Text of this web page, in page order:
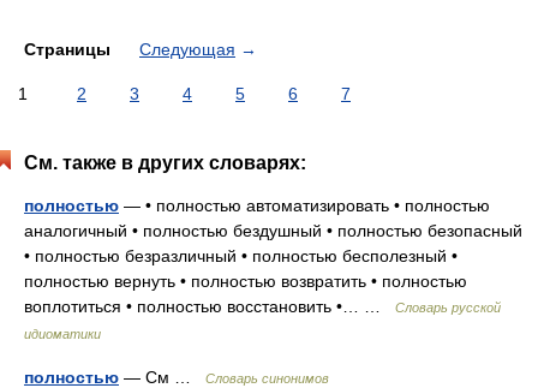
Страницы Следующая →
1 2 3 4 5 6 7
См. также в других словарях:
полностью — • полностью автоматизировать • полностью
аналогичный • полностью бездушный • полностью безопасный
• полностью безразличный • полностью бесполезный •
полностью вернуть • полностью возвратить • полностью
воплотиться • полностью восстановить •… …
Словарь русской
идиоматики
полностью — См … Словарь синонимов